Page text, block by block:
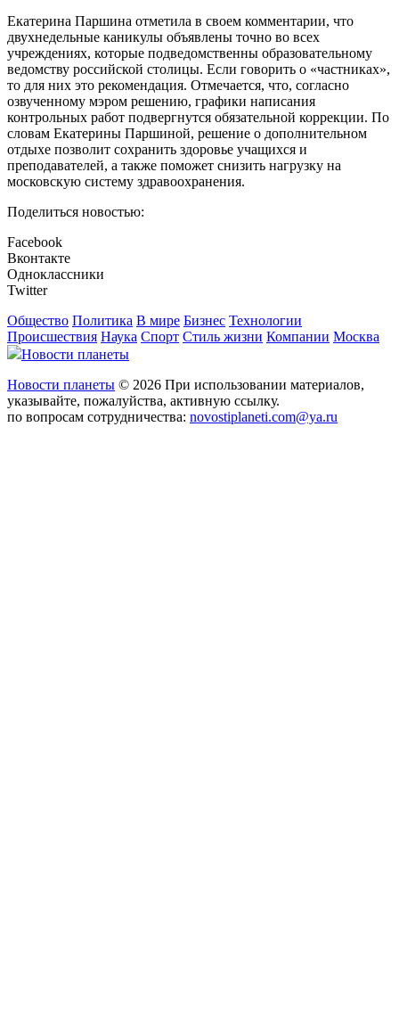
Екатерина Паршина отметила в своем комментарии, что
двухнедельные каникулы объявлены точно во всех
учреждениях, которые подведомственны образовательному
ведомству российской столицы. Если говорить о «частниках»,
то для них это рекомендация. Отмечается, что, согласно
озвученному мэром решению, графики написания
контрольных работ подвергнутся обязательной коррекции. По
словам Екатерины Паршиной, решение о дополнительном
отдыхе позволит сохранить здоровье учащихся и
преподавателей, а также поможет снизить нагрузку на
московскую систему здравоохранения.
Поделиться новостью:
Facebook
Вконтакте
Одноклассники
Twitter
Общество Политика В мире Бизнес Технологии
Происшествия Наука Спорт Стиль жизни Компании Москва
Новости планеты
Новости планеты © 2026 При использовании материалов,
указывайте, пожалуйства, активную ссылку.
по вопросам сотрудничества: novostiplaneti.com@ya.ru